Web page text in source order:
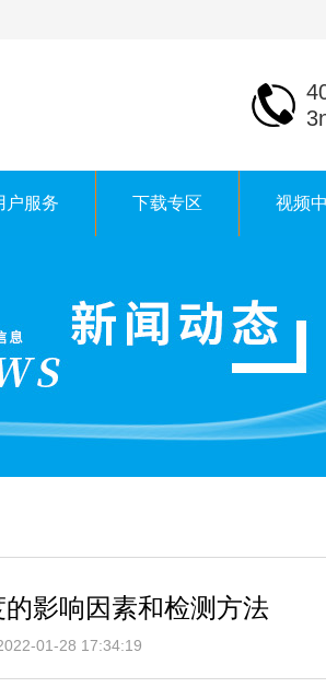
户服务 下载专区 视频
影响因素和检测方法
2022-01-28 17:34:19